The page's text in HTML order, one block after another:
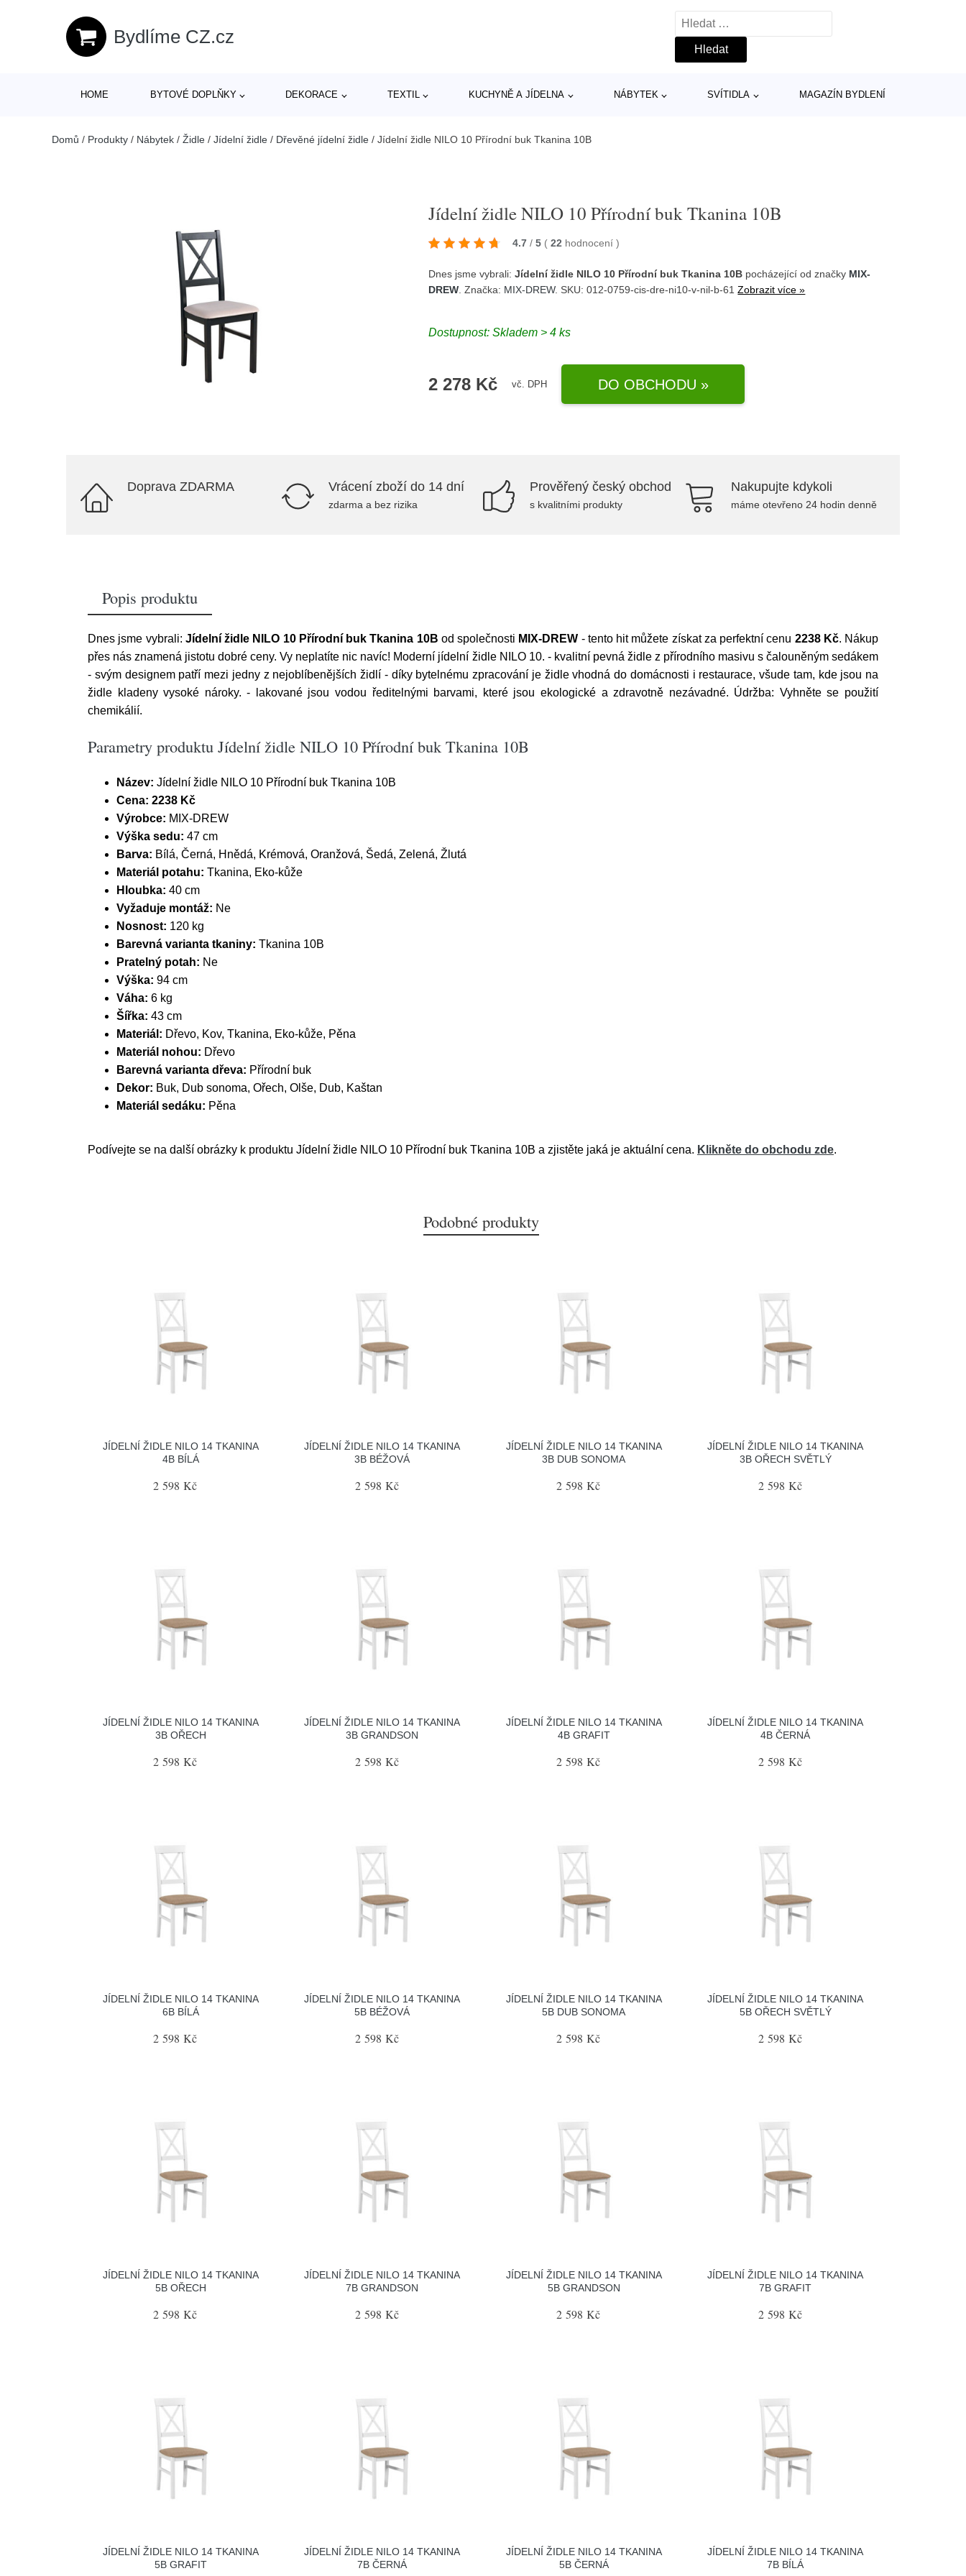
Bydlíme CZ.cz
Vyhledávání
HOME BYTOVÉ DOPLŇKY DEKORACE TEXTIL KUCHYNĚ A JÍDELNA NÁBYTEK SVÍTIDLA MAGAZÍN BYDLENÍ
Domů / Produkty / Nábytek / Židle / Jídelní židle / Dřevěné jídelní židle / Jídelní židle NILO 10 Přírodní buk Tkanina 10B
Jídelní židle NILO 10 Přírodní buk Tkanina 10B
4.7 / 5 ( 22 hodnocení)
Dnes jsme vybrali:Jídelní židle NILO 10 Přírodní buk Tkanina 10B pocházející od značky MIX-
DREW . Značka: MIX-DREW. SKU: 012-0759-cis-dre-ni10-v-nil-b-61Zobrazit více »
Dostupnost:Skladem > 4 ks
2 278 Kč vč. DPH DO OBCHODU »
Doprava ZDARMA Vrácení zboží do 14 dní
zdarma a bez rizika
Prověřený český obchod
s kvalitními produkty
Nakupujte kdykoli
máme otevřeno 24 hodin denně
Popis produktu
Dnes jsme vybrali: Jídelní židle NILO 10 Přírodní buk Tkanina 10B od společnosti MIX-DREW - tento hit můžete získat za perfektní cenu 2238 Kč. Nákup
přes nás znamená jistotu dobré ceny. Vy neplatíte nic navíc! Moderní jídelní židle NILO 10. - kvalitní pevná židle z přírodního masivu s čalouněným sedákem
- svým designem patří mezi jedny z nejoblíbenějších židlí - díky bytelnému zpracování je židle vhodná do domácnosti i restaurace, všude tam, kde jsou na
židle kladeny vysoké nároky. - lakované jsou vodou ředitelnými barvami, které jsou ekologické a zdravotně nezávadné. Údržba: Vyhněte se použití
chemikálií.
Parametry produktu Jídelní židle NILO 10 Přírodní buk Tkanina 10B
Název: Jídelní židle NILO 10 Přírodní buk Tkanina 10B
Cena: 2238 Kč
Výrobce: MIX-DREW
Výška sedu: 47 cm
Barva: Bílá, Černá, Hnědá, Krémová, Oranžová, Šedá, Zelená, Žlutá
Materiál potahu: Tkanina, Eko-kůže
Hloubka: 40 cm
Vyžaduje montáž: Ne
Nosnost: 120 kg
Barevná varianta tkaniny: Tkanina 10B
Pratelný potah: Ne
Výška: 94 cm
Váha: 6 kg
Šířka: 43 cm
Materiál: Dřevo, Kov, Tkanina, Eko-kůže, Pěna
Materiál nohou: Dřevo
Barevná varianta dřeva: Přírodní buk
Dekor: Buk, Dub sonoma, Ořech, Olše, Dub, Kaštan
Materiál sedáku: Pěna
Podívejte se na další obrázky k produktu Jídelní židle NILO 10 Přírodní buk Tkanina 10B a zjistěte jaká je aktuální cena. Klikněte do obchodu zde.
Podobné produkty
JÍDELNÍ ŽIDLE NILO 14 TKANINA
4B BÍLÁ
2 598 Kč
JÍDELNÍ ŽIDLE NILO 14 TKANINA
3B BÉŽOVÁ
2 598 Kč
JÍDELNÍ ŽIDLE NILO 14 TKANINA
3B DUB SONOMA
2 598 Kč
JÍDELNÍ ŽIDLE NILO 14 TKANINA
3B OŘECH SVĚTLÝ
2 598 Kč
JÍDELNÍ ŽIDLE NILO 14 TKANINA
3B OŘECH
2 598 Kč
JÍDELNÍ ŽIDLE NILO 14 TKANINA
3B GRANDSON
2 598 Kč
JÍDELNÍ ŽIDLE NILO 14 TKANINA
4B GRAFIT
2 598 Kč
JÍDELNÍ ŽIDLE NILO 14 TKANINA
4B ČERNÁ
2 598 Kč
JÍDELNÍ ŽIDLE NILO 14 TKANINA
6B BÍLÁ
2 598 Kč
JÍDELNÍ ŽIDLE NILO 14 TKANINA
5B BÉŽOVÁ
2 598 Kč
JÍDELNÍ ŽIDLE NILO 14 TKANINA
5B DUB SONOMA
2 598 Kč
JÍDELNÍ ŽIDLE NILO 14 TKANINA
5B OŘECH SVĚTLÝ
2 598 Kč
JÍDELNÍ ŽIDLE NILO 14 TKANINA
5B OŘECH
2 598 Kč
JÍDELNÍ ŽIDLE NILO 14 TKANINA
7B GRANDSON
2 598 Kč
JÍDELNÍ ŽIDLE NILO 14 TKANINA
5B GRANDSON
2 598 Kč
JÍDELNÍ ŽIDLE NILO 14 TKANINA
7B GRAFIT
2 598 Kč
JÍDELNÍ ŽIDLE NILO 14 TKANINA
5B GRAFIT
JÍDELNÍ ŽIDLE NILO 14 TKANINA
7B ČERNÁ
JÍDELNÍ ŽIDLE NILO 14 TKANINA
5B ČERNÁ
JÍDELNÍ ŽIDLE NILO 14 TKANINA
7B BÍLÁ